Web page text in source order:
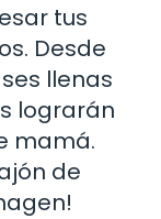
tus
Desde
llenas
lograrán
mamá.
de